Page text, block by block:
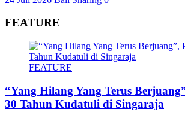
FEATURE
FEATURE
“Yang Hilang Yang Terus
30 Tahun Kudatuli di Singaraja